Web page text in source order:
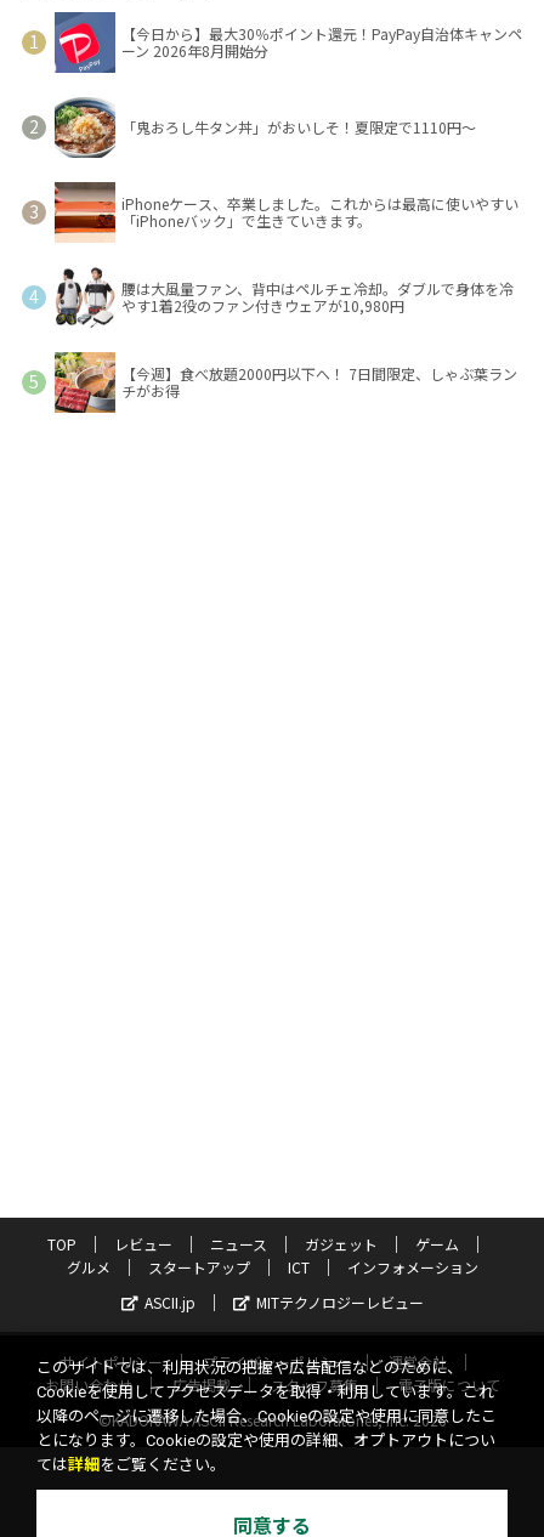
【今日から】最大30％ポイント還元！PayPay自治体キャンペ
ーン 2026年8月開始分
「鬼おろし牛タン丼」がおいしそ！夏限定で1110円～
iPhoneケース、卒業しました。これからは最高に使いやすい
「iPhoneバック」で生きていきます。
腰は大風量ファン、背中はペルチェ冷却。ダブルで身体を冷
やす1着2役のファン付きウェアが10,980円
【今週】食べ放題2000円以下へ！ 7日間限定、しゃぶ葉ラン
チがお得
TOP レビュー ニュース ガジェット
ゲーム
グルメ
スタートアップ ICT
インフォメーション
ASCII.jp
MITテクノロジーレビュー
サイトポリシー プライバシーポリシー
運営会社
お問い合わせ
広告掲載 スタッフ募集
電子版について
©KADOKAWA ASCII Research Laboratories, Inc. 2026
このサイトでは、利用状況の把握や広告配信などのために、
Cookieを使用してアクセスデータを取得・利用しています。これ
以降のページに遷移した場合、Cookieの設定や使用に同意したこ
とになります。Cookieの設定や使用の詳細、オプトアウトについ
ては詳細 をご覧ください。
同意する